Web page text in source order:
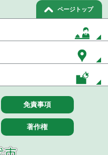
ページトップ
免責事項
著作権